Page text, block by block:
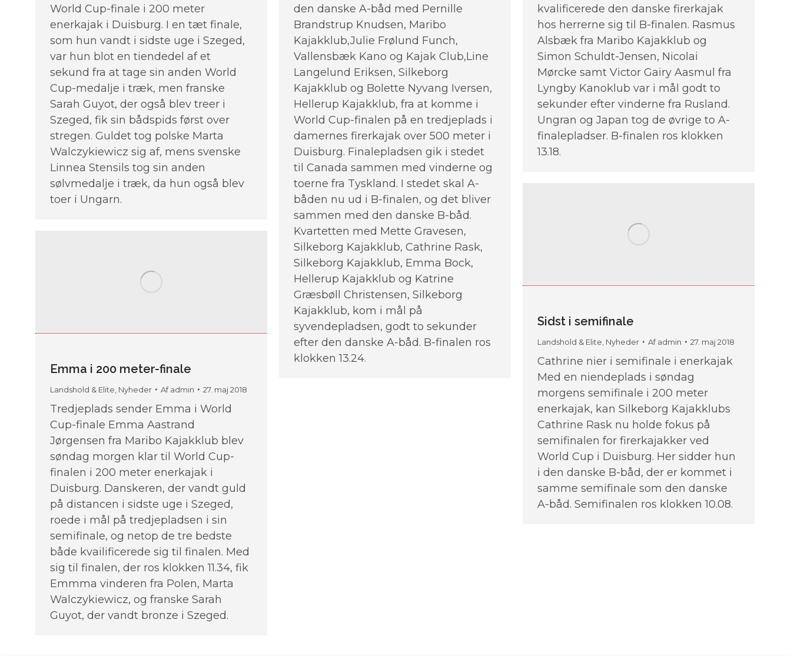
World Cup-finale i 200 meter
enerkajak i Duisburg. I en tæt finale,
som hun vandt i sidste uge i Szeged,
var hun blot en tiendedel af et
sekund fra at tage sin anden World
Cup-medalje i træk, men franske
Sarah Guyot, der også blev treer i
Szeged, fik sin bådspids først over
stregen. Guldet tog polske Marta
Walczykiewicz sig af, mens svenske
Linnea Stensils tog sin anden
sølvmedalje i træk, da hun også blev
toer i Ungarn.
den danske A-båd med Pernille
Brandstrup Knudsen, Maribo
Kajakklub,Julie Frølund Funch,
Vallensbæk Kano og Kajak Club,Line
Langelund Eriksen, Silkeborg
Kajakklub og Bolette Nyvang Iversen,
Hellerup Kajakklub, fra at komme i
World Cup-finalen på en tredjeplads i
damernes firerkajak over 500 meter i
Duisburg. Finalepladsen gik i stedet
til Canada sammen med vinderne og
toerne fra Tyskland. I stedet skal A-
båden nu ud i B-finalen, og det bliver
sammen med den danske B-båd.
Kvartetten med Mette Gravesen,
Silkeborg Kajakklub, Cathrine Rask,
Silkeborg Kajakklub, Emma Bock,
Hellerup Kajakklub og Katrine
Græsbøll Christensen, Silkeborg
Kajakklub, kom i mål på
syvendepladsen, godt to sekunder
efter den danske A-båd. B-finalen ros
klokken 13.24.
kvalificerede den danske firerkajak
hos herrerne sig til B-finalen. Rasmus
Alsbæk fra Maribo Kajakklub og
Simon Schuldt-Jensen, Nicolai
Mørcke samt Victor Gairy Aasmul fra
Lyngby Kanoklub var i mål godt to
sekunder efter vinderne fra Rusland.
Ungran og Japan tog de øvrige to A-
finalepladser. B-finalen ros klokken
13.18.
Sidst i semifinale
Landshold & Elite Nyheder Afadmin 27. maj 2018
Cathrine nier i semifinale i enerkajak
Med en niendeplads i søndag
morgens semifinale i 200 meter
enerkajak, kan Silkeborg Kajakklubs
Cathrine Rask nu holde fokus på
semifinalen for firerkajakker ved
World Cup i Duisburg. Her sidder hun
i den danske B-båd, der er kommet i
samme semifinale som den danske
A-båd. Semifinalen ros klokken 10.08.
Emma i 200 meter-finale
Landshold & Elite Nyheder Afadmin 27. maj 2018
Tredjeplads sender Emma i World
Cup-finale Emma Aastrand
Jørgensen fra Maribo Kajakklub blev
søndag morgen klar til World Cup-
finalen i 200 meter enerkajak i
Duisburg. Danskeren, der vandt guld
på distancen i sidste uge i Szeged,
roede i mål på tredjepladsen i sin
semifinale, og netop de tre bedste
både kvailificerede sig til finalen. Med
sig til finalen, der ros klokken 11.34, fik
Emmma vinderen fra Polen, Marta
Walczykiewicz, og franske Sarah
Guyot, der vandt bronze i Szeged.